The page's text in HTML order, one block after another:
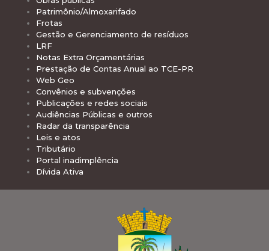
Patrimônio/Almoxarifado
Frotas
Gestão e Gerenciamento de resíduos
LRF
Notas Extra Orçamentárias
Prestação de Contas Anual ao TCE-PR
Web Geo
Convênios e subvenções
Publicações e redes sociais
Audiências Públicas e outros
Radar da transparência
Leis e atos
Tributário
Portal inadimplência
Dívida Ativa